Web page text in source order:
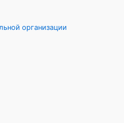
организации